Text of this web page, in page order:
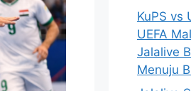
KuPS vs
UEFA
Jalalive
Menuju